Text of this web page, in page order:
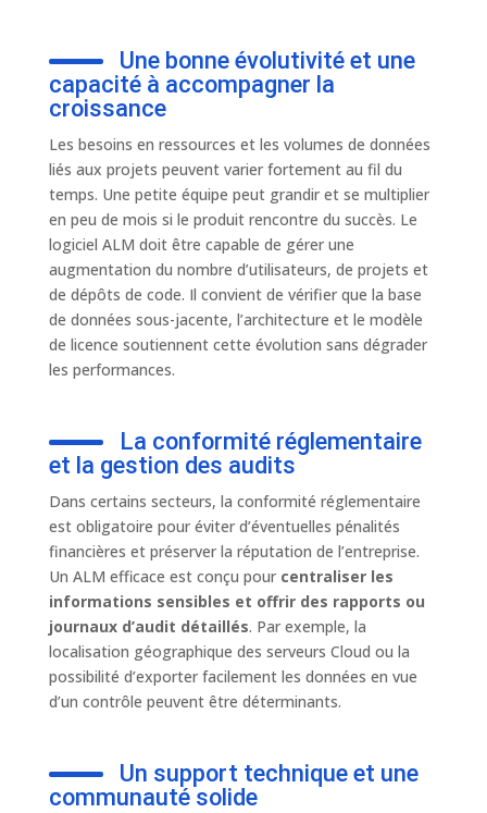
Une bonne évolutivité et une
capacité à accompagner la
croissance
Les besoins en ressources et les volumes de données
liés aux projets peuvent varier fortement au fil du
temps. Une petite équipe peut grandir et se multiplier
en peu de mois si le produit rencontre du succès. Le
logiciel ALM doit être capable de gérer une
augmentation du nombre d’utilisateurs, de projets et
de dépôts de code. Il convient de vérifier que la base
de données sous-jacente, l’architecture et le modèle
de licence soutiennent cette évolution sans dégrader
les performances.
La conformité réglementaire
et la gestion des audits
Dans certains secteurs, la conformité réglementaire
est obligatoire pour éviter d’éventuelles pénalités
financières et préserver la réputation de l’entreprise.
Un ALM efficace est conçu pour centraliser les
informations sensibles et offrir des rapports ou
journaux d’audit détaillés. Par exemple, la
localisation géographique des serveurs Cloud ou la
possibilité d’exporter facilement les données en vue
d’un contrôle peuvent être déterminants.
Un support technique et une
communauté solide